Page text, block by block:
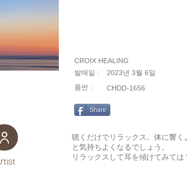
CROIX HEALING
2023년 3월 6일
발매일 :
품번 :
CHDD-1656
Share
聴くだけでリラックス。体に響
と気持ちよくなるでしょう。
リラックスして耳を傾けてみては